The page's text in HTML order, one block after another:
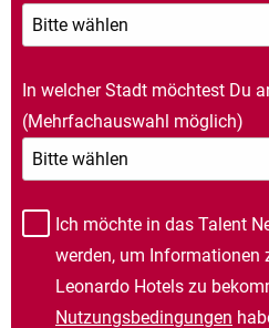
In welcher Stadt möchtest Du
(Mehrfachauswahl möglich)
Ich möchte in das Talent
werden, um Informationen
Leonardo Hotels zu
Nutzungsbedingungen